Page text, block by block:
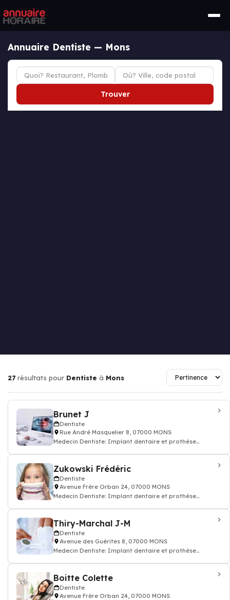
Annuaire Dentiste — Mons
Trouver
27 résultats pour Dentiste à Mons
Brunet J
Dentiste
Rue André Masquelier 8, 07000 MONS
Medecin Dentiste: Implant dentaire et prothèse
Zukowski Frédéric
Dentiste
Avenue Frère Orban 24, 07000 MONS
Medecin Dentiste: Implant dentaire et prothèse
Thiry-Marchal J-M
Dentiste
Avenue des Guérites 8, 07000 MONS
Medecin Dentiste: Implant dentaire et prothèse
Boitte Colette
Dentiste
Avenue Frère Orban 24, 07000 MONS